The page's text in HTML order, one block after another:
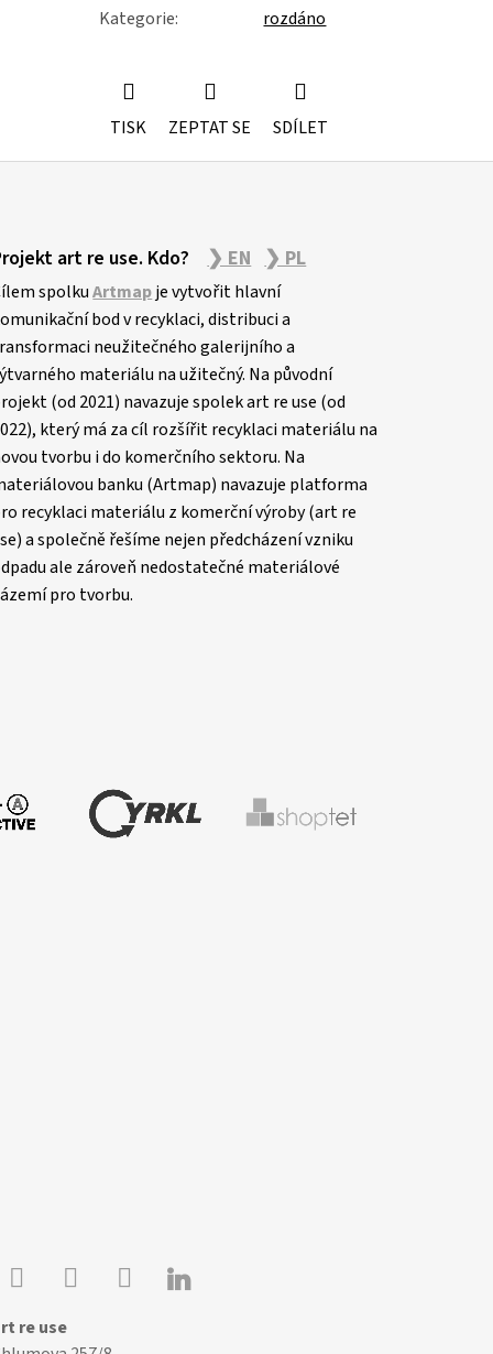
Kategorie: rozdáno
TISK ZEPTAT SE SDÍLET
art re use. Kdo? ❯ EN ❯ PL
spolkuArtmapje vytvořit hlavní
bod v recyklaci, distribuci a
neužitečného galerijního a
materiálu na užitečný. Na původní
(od 2021) navazuje spolek art re use (od
který má za cíl rozšířit recyklaci materiálu na
tvorbu i do komerčního sektoru. Na
banku (Artmap) navazuje platforma
recyklaci materiálu z komerční výroby (art re
a společně řešíme nejen předcházení vzniku
ale zároveň nedostatečné materiálové
pro tvorbu.

re use